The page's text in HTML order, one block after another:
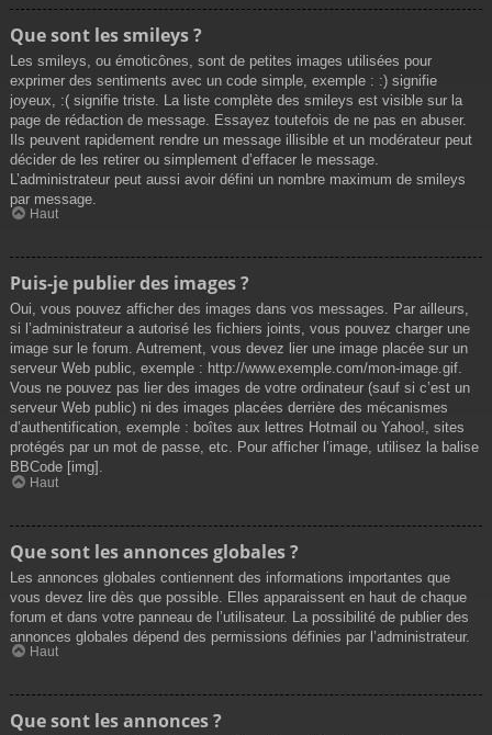
Que sont les smileys ?
Les smileys, ou émoticônes, sont de petites images utilisées pour
exprimer des sentiments avec un code simple, exemple : :) signifie
joyeux, :( signifie triste. La liste complète des smileys est visible sur la
page de rédaction de message. Essayez toutefois de ne pas en abuser.
Ils peuvent rapidement rendre un message illisible et un modérateur peut
décider de les retirer ou simplement d’effacer le message.
L’administrateur peut aussi avoir défini un nombre maximum de smileys
par message.
Haut
Puis-je publier des images ?
Oui, vous pouvez afficher des images dans vos messages. Par ailleurs,
si l’administrateur a autorisé les fichiers joints, vous pouvez charger une
image sur le forum. Autrement, vous devez lier une image placée sur un
serveur Web public, exemple : http://www.exemple.com/mon-image.gif.
Vous ne pouvez pas lier des images de votre ordinateur (sauf si c’est un
serveur Web public) ni des images placées derrière des mécanismes
d’authentification, exemple : boîtes aux lettres Hotmail ou Yahoo!, sites
protégés par un mot de passe, etc. Pour afficher l’image, utilisez la balise
BBCode [img].
Haut
Que sont les annonces globales ?
Les annonces globales contiennent des informations importantes que
vous devez lire dès que possible. Elles apparaissent en haut de chaque
forum et dans votre panneau de l’utilisateur. La possibilité de publier des
annonces globales dépend des permissions définies par l’administrateur.
Haut
Que sont les annonces ?